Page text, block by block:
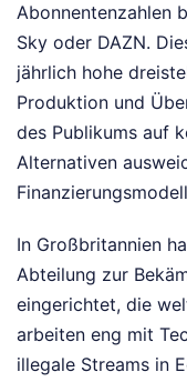
Abonnentenzahlen
Sky oder DAZN.
jährlich hohe
Produktion und
des Publikums auf
Alternativen
In Großbritannien
Abteilung zur
eingerichtet, die
arbeiten eng mit
illegale Streams in